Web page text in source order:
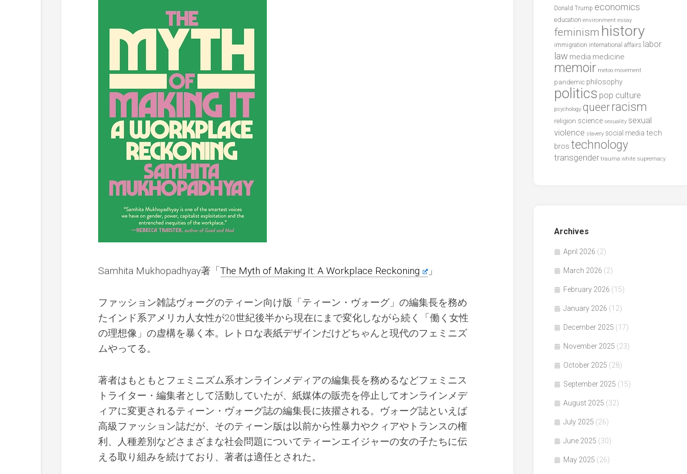
Samhita Mukhopadhyay著「The Myth of Making It: A Workplace Reckoning 」
ファッション雑誌ヴォーグのティーン向け版「ティーン・ヴォーグ」の編集長を務め
たインド系アメリカ人女性が20世紀後半から現在にまで変化しながら続く「働く女性
の理想像」の虚構を暴く本。レトロな表紙デザインだけどちゃんと現代のフェミニズ
ムやってる。
著者はもともとフェミニズム系オンラインメディアの編集長を務めるなどフェミニス
トライター・編集者として活動していたが、紙媒体の販売を停止してオンラインメデ
ィアに変更されるティーン・ヴォーグ誌の編集長に抜擢される。ヴォーグ誌といえば
高級ファッション誌だが、そのティーン版は以前から性暴力やクィアやトランスの権
利、人種差別などさまざまな社会問題についてティーンエイジャーの女の子たちに伝
える取り組みを続けており、著者は適任とされた。
Donald Trump economics
education environment essay
feminism history
immigration international affairs labor
law media medicine
memoir metoo movement
pandemic philosophy
politics pop culture
psychology queerracism
religion science sexuality sexual
violence slavery social media tech
bros technology
transgender trauma white supremacy
Archives
April 2026 (2)
March 2026 (2)
February 2026 (15)
January 2026 (12)
December 2025 (17)
November 2025 (23)
October 2025 (28)
September 2025 (15)
August 2025 (32)
July 2025 (26)
June 2025 (30)
May 2025 (26)